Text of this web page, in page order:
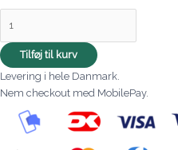
Tilføj til kurv
Levering i hele Danmark.
Nem checkout med MobilePay.